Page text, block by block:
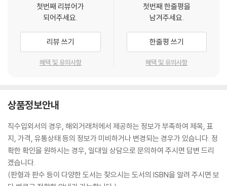
첫번째 리뷰어가
되어주세요.
리뷰 쓰기
혜택 및 유의사항
첫번째 한줄평을
남겨주세요.
한줄평 쓰기
혜택 및 유의사항
상품정보안내
직수입외서의 경우, 해외거래처에서 제공하는 정보가 부족하여 제목, 표
지, 가격, 유통상태 등의 정보가 미비하거나 변경되는 경우가 있습니다. 정
확한 확인을 원하시는 경우, 일대일 상담으로 문의하여 주시면 답변 드리
겠습니다.
(판형과 판수 등이 다양한 도서는 찾으시는 도서의 ISBN을 알려 주시면 보